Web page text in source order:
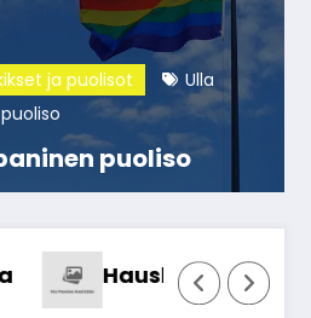
ja puolisot
Ulla
puoliso
makuun